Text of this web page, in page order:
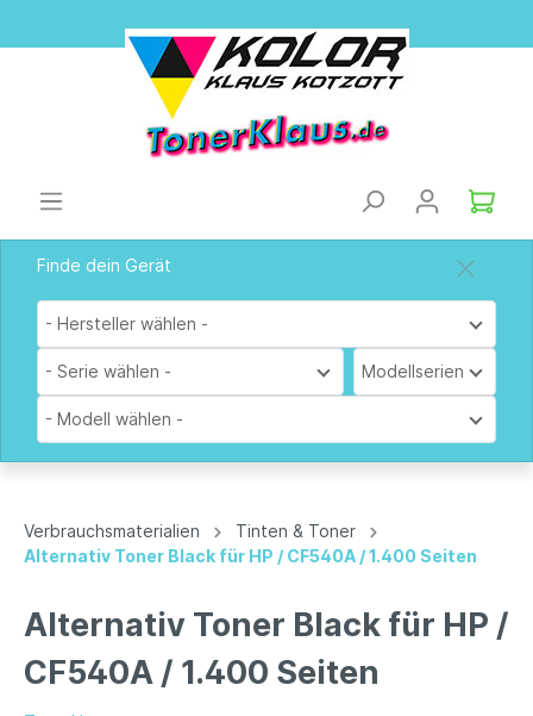
Finde dein Gerät
- Hersteller wählen -
- Serie wählen - Modellserien
- Modell wählen -
Verbrauchsmaterialien
Tinten & Toner
Alternativ Toner Black für HP / CF540A / 1.400 Seiten
Alternativ Toner Black für HP /
CF540A / 1.400 Seiten